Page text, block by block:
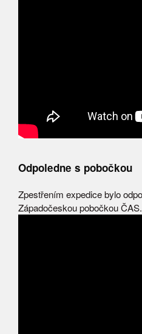
Odpoledne s pobočkou
Zpestřením expedice bylo
Západočeskou pobočkou ČAS.